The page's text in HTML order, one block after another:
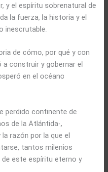
y el espíritu sobrenatural de
la fuerza, la historia y el
inescrutable.
de cómo, por qué y con
construir y gobernar el
en el océano
perdido continente de
de la Atlántida-,
razón por la que el
tantos milenios
este espíritu eterno y